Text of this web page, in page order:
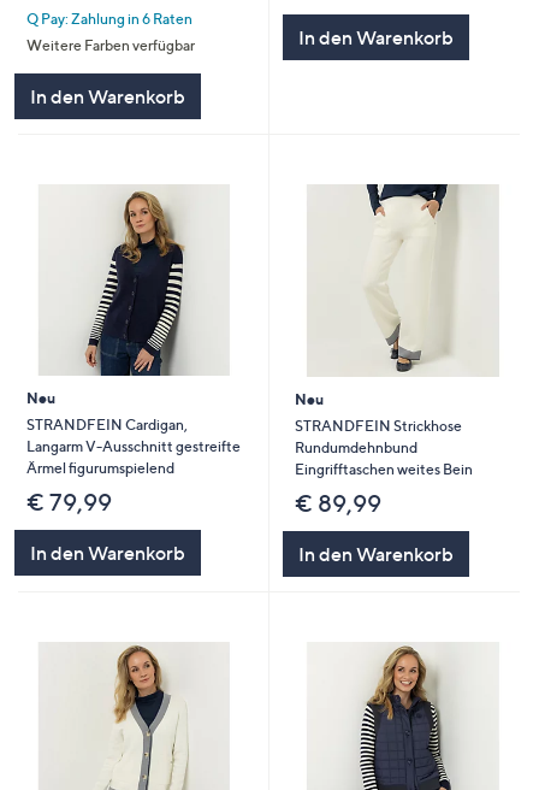
Q Pay: Zahlung in 6 Raten
Weitere Farben verfügbar
In den Warenkorb
In den Warenkorb
Neu
STRANDFEIN Cardigan,
Langarm V-Ausschnitt gestreifte
Ärmel figurumspielend
€ 79,99
In den Warenkorb
Neu
STRANDFEIN Strickhose
Rundumdehnbund
Eingrifftaschen weites Bein
€ 89,99
In den Warenkorb